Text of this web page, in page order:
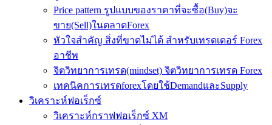
Price pattern รูปแบบของราคาที่จะซื้อ(Buy)จะ
ขาย(Sell)ในตลาดForex
หัวใจสำคัญ สิ่งที่ขาดไม่ได้ สำหรับเทรดเดอร์ Forex
อาชีพ
จิตวิทยาการเทรด(mindset) จิตวิทยาการเทรด Forex
เทคนิคการเทรดforexโดยใช้DemandและSupply
วิเคราะห์ฟอเร็กซ์
วิเคราะห์กราฟฟอเร็กซ์ XM